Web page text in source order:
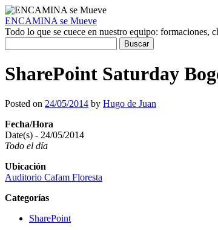
ENCAMINA se Mueve
Todo lo que se cuece en nuestro equipo: formaciones,
SharePoint Saturday
Posted on 24/05/2014 by Hugo de Juan
Fecha/Hora
Date(s) - 24/05/2014
Todo el día
Ubicación
Auditorio Cafam Floresta
Categorías
SharePoint